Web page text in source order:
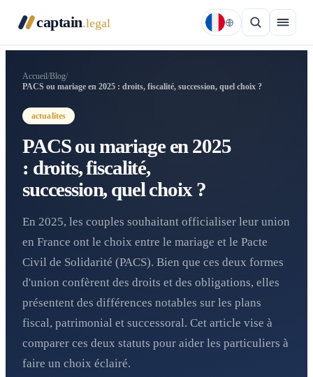
captain.legal
Accueil/Blog/
PACS ou mariage en 2025 : droits, fiscalité, succession, quel choix ?
actualites
PACS ou mariage en 2025
: droits, fiscalité,
succession, quel choix ?
En 2025, les couples souhaitant officialiser leur union
en France ont le choix entre le mariage et le Pacte
Civil de Solidarité (PACS). Bien que ces deux formes
d'union confèrent des droits et des obligations, elles
présentent des différences notables sur les plans
fiscal, patrimonial et successoral. Cet article vise à
comparer ces deux statuts pour aider les particuliers à
faire un choix éclairé.